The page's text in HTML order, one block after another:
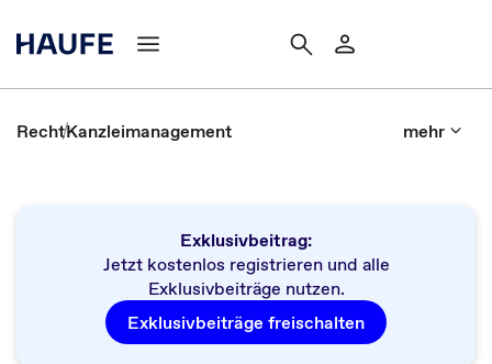
RechtKanzleimanagement mehr
Exklusivbeitrag:
Jetzt kostenlos registrieren und alle
Exklusivbeiträge nutzen.
Exklusivbeiträge freischalten